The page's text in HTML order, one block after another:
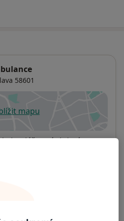
58601
mapu
se otevře v nové záložce
není aktivní
udělat?
návštěvy)
pacienty na pojišťovnu